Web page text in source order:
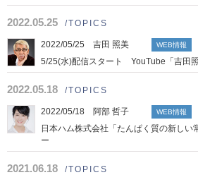
2022.05.25 /TOPICS
2022/05/25 吉田 照美 WEB情報
5/25(水)配信スタート YouTube「吉田
2022.05.18 /TOPICS
2022/05/18 阿部 哲子 WEB情報
日本ハム株式会社「たんぱく質の新しい
ー
2021.06.18 /TOPICS